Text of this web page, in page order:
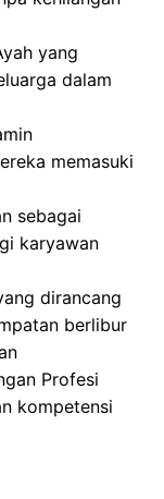
yang
dalam
memasuki
sebagai
karyawan
dirancang
berlibur
Profesi
kompetensi